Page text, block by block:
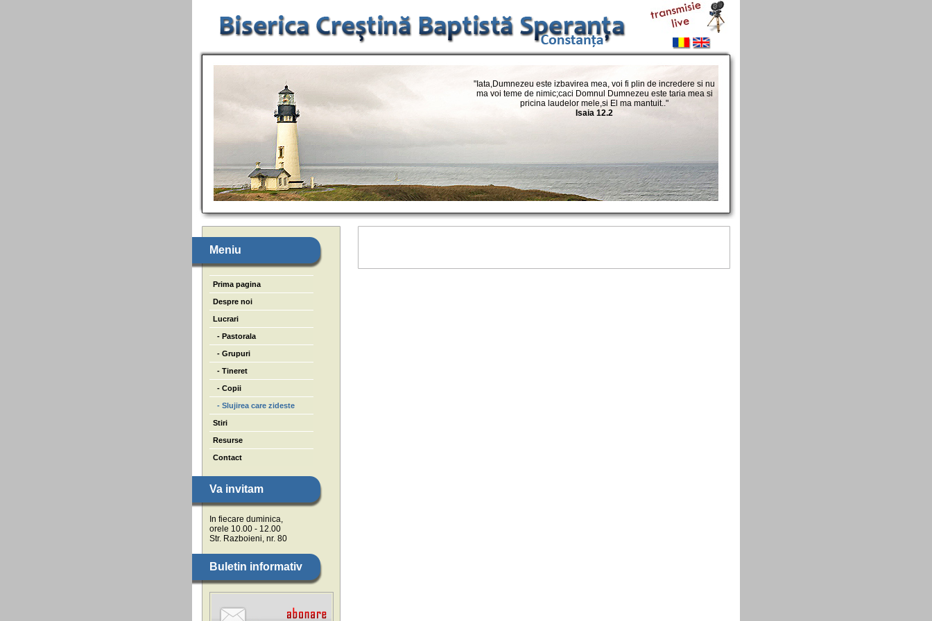
"Iata,Dumnezeu este izbavirea mea, voi fi plin de incredere si nu
ma voi teme de nimic;caci Domnul Dumnezeu este taria mea si
pricina laudelor mele,si El ma mantuit.."
Isaia 12.2
Meniu
Prima pagina
Despre noi
Lucrari
- Pastorala
- Grupuri
- Tineret
- Copii
- Slujirea care zideste
Stiri
Resurse
Contact
Va invitam
In fiecare duminica,
orele 10.00 - 12.00
Str. Razboieni, nr. 80
Buletin informativ